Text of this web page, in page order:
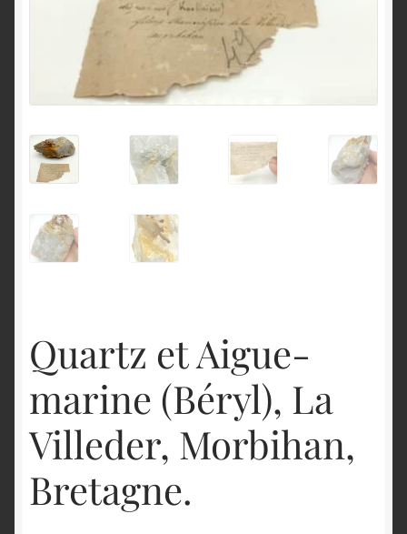
Quartz et Aigue-
marine (Béryl), La
Villeder, Morbihan,
Bretagne.